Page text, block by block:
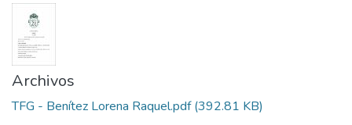
Archivos
TFG - Benítez Lorena Raquel.pdf(392.81 KB)